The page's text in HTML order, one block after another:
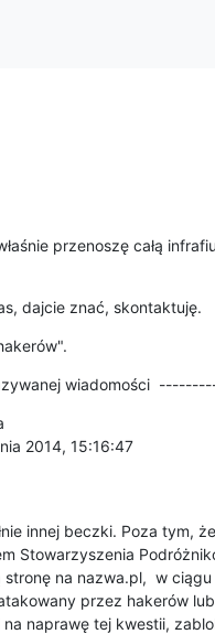
przenoszę całą
dajcie znać, skontaktuję.
wiadomości
2014, 15:16:47
innej beczki. Poza tym,
Stowarzyszenia
na nazwa.pl,  w
przez hakerów
na naprawę tej kwestii,